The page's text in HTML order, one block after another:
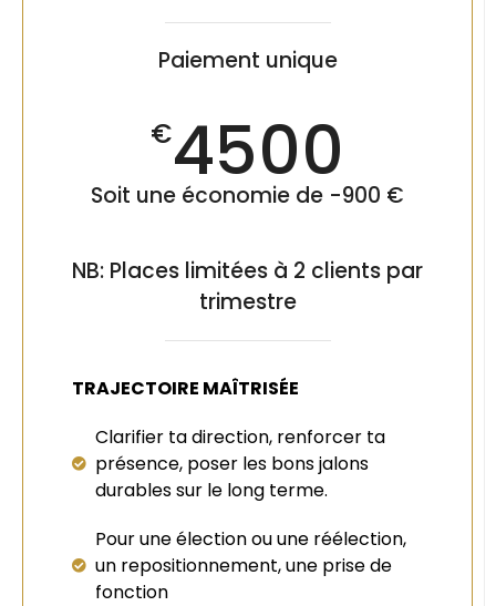
Paiement unique
€4500
Soit une économie de -900 €
NB: Places limitées à 2 clients par
trimestre
TRAJECTOIRE MAÎTRISÉE
Clarifier ta direction, renforcer ta
présence, poser les bons jalons
durables sur le long terme.
Pour une élection ou une réélection,
un repositionnement, une prise de
fonction